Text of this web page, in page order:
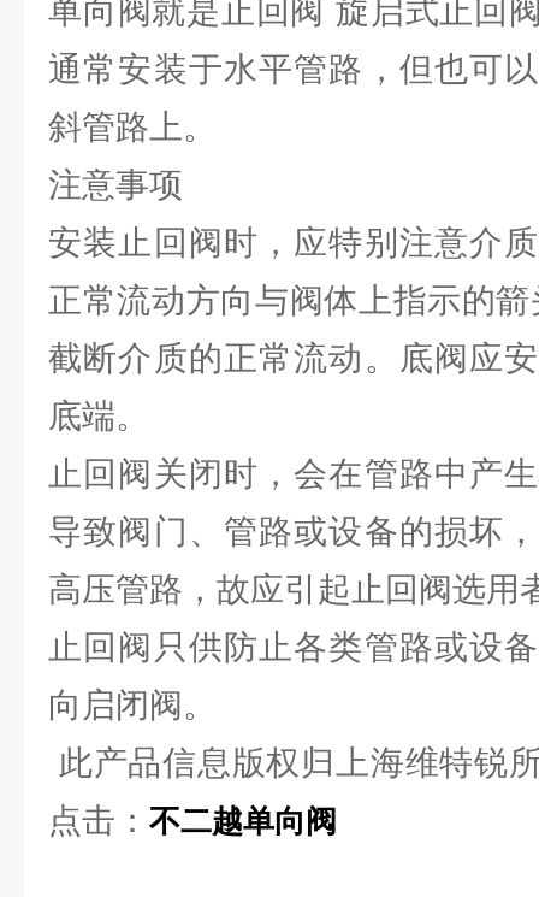
单向阀就是止回阀 旋启式止回
通常安装于水平管路，但也可
斜管路上。
注意事项
安装止回阀时，应特别注意介
正常流动方向与阀体上指示的
截断介质的正常流动。底阀应
底端。
止回阀关闭时，会在管路中产
导致阀门、管路或设备的损坏
高压管路，故应引起止回阀选用
止回阀只供防止各类管路或设
向启闭阀。
此产品信息版权归上海维特锐
点击： 不二越单向阀